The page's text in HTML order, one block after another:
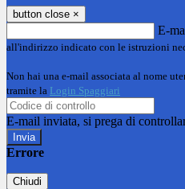
button close ×
E-
all'indirizzo indicato con le istruzioni
Non hai una e-mail associata al nome
tramite la Login Spaggiari
E-mail inviata, si prega di
Errore
Chiudi